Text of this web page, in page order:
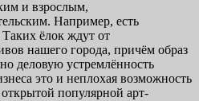
и взрослым,
Например, есть
ёлок ждут от
нашего города, причём образ
деловую устремлённость
это и неплохая возможность
популярной арт-